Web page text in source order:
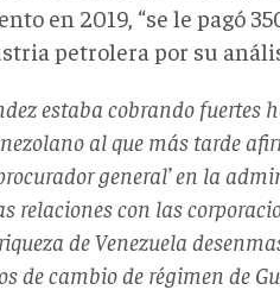
en 2019, “se le pagó
petrolera por su
estaba cobrando fuertes
al que más tarde
general’ en la
relaciones con las
de Venezuela
de cambio de régimen de